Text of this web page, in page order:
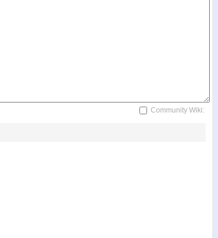
Community Wiki: